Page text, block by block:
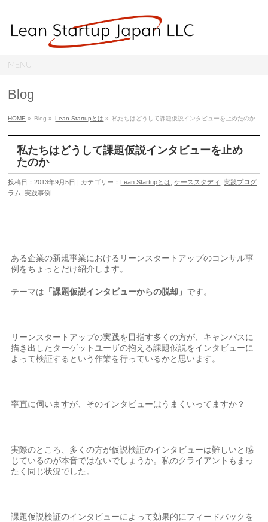
MENU
Blog
HOME » Blog » Lean Startupとは » 私たちはどうして課題仮説インタビューを止めたのか
私たちはどうして課題仮説インタビューを止め
たのか
投稿日：2013年9月5日 | カテゴリー： Lean Startupとは ,ケーススタディ ,実践プログ
ラム ,実践事例
ある企業の新規事業におけるリーンスタートアップのコンサル事
例をちょっとだけ紹介します。
テーマは 「課題仮説インタビューからの脱却」 です。
リーンスタートアップの実践を目指す多くの方が、キャンバスに
描き出したターゲットユーザの抱える課題仮説をインタビューに
よって検証するという作業を行っているかと思います。
率直に伺いますが、そのインタビューはうまくいってますか？
実際のところ、多くの方が仮説検証のインタビューは難しいと感
じているのが本音ではないでしょうか。私のクライアントもまっ
たく同じ状況でした。
課題仮説検証のインタビューによって効果的にフィードバックを